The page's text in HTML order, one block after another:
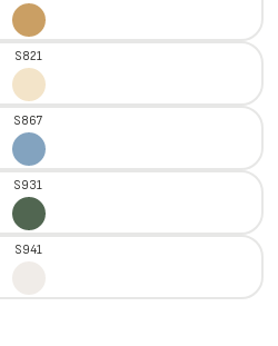
S821
S867
S931
S941